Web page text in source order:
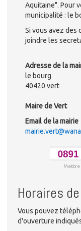
Aquitaine". Pour
municipalité : le
Si vous avez des
joindre les
Adresse de la
le bourg
40420 vert
Maire de Vert
Email de la mairie
Mettre
Horaires
Vous pouvez
d'ouverture